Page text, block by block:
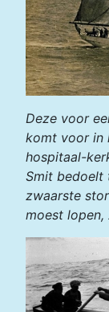
Deze voor
komt voor in
hospitaal-
Smit bedoelt
zwaarste
moest